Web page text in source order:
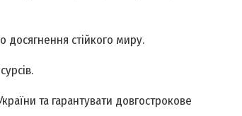
стійкого миру.
та гарантувати довгострокове